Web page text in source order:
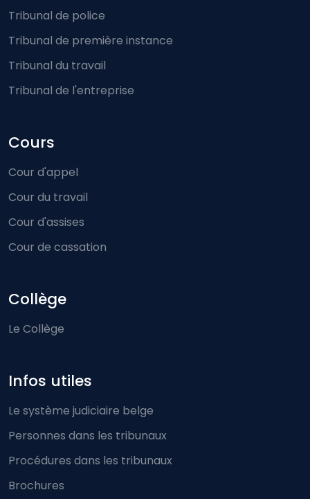
Tribunal de police
Tribunal de première instance
Tribunal du travail
Tribunal de l'entreprise
Cours
Cour d'appel
Cour du travail
Cour d'assises
Cour de cassation
Collège
Le Collège
Infos utiles
Le système judiciaire belge
Personnes dans les tribunaux
Procédures dans les tribunaux
Brochures